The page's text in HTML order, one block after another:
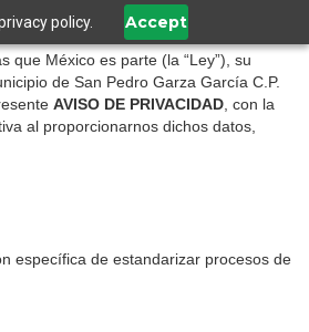
policy. Accept
que México es parte (la “Ley”), su
de San Pedro Garza García C.P.
AVISO DE PRIVACIDAD , con la
al proporcionarnos dichos datos,
específica de estandarizar procesos de